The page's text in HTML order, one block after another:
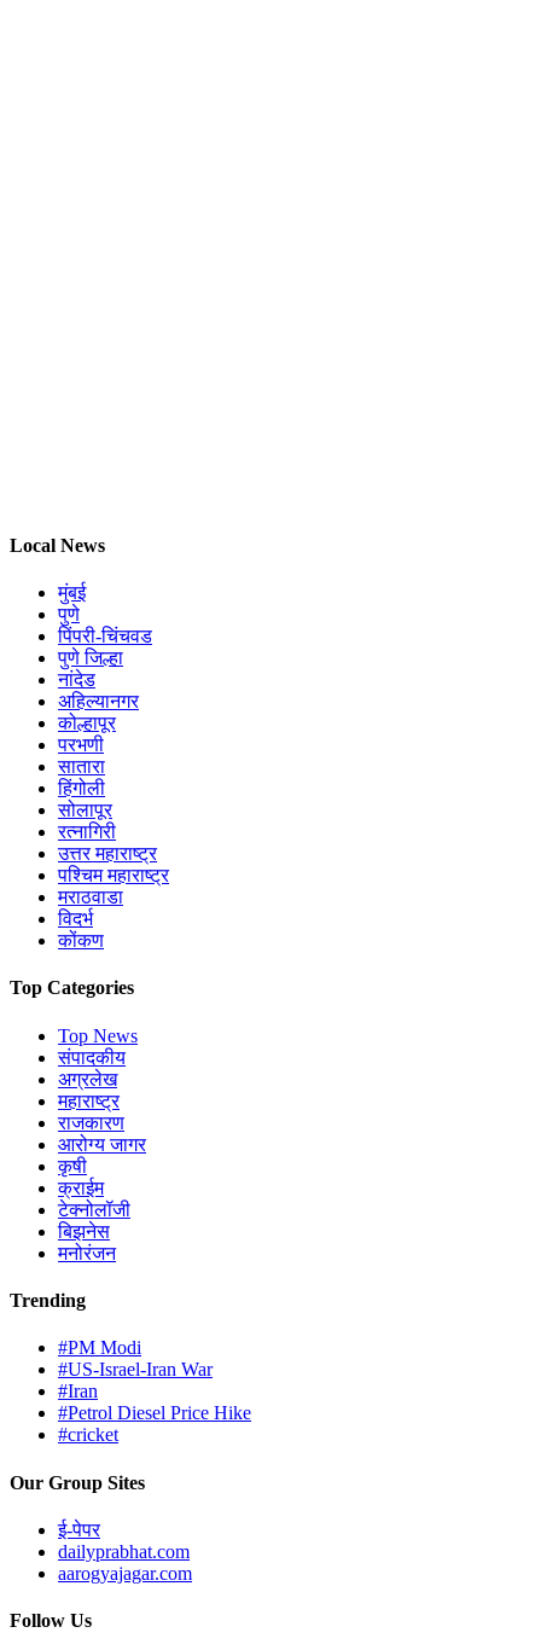
Local News
मुंबई
पुणे
पिंपरी-चिंचवड
पुणे जिल्हा
नांदेड
अहिल्यानगर
कोल्हापूर
परभणी
सातारा
हिंगोली
सोलापूर
रत्नागिरी
उत्तर महाराष्ट्र
पश्चिम महाराष्ट्र
मराठवाडा
विदर्भ
कोंकण
Top Categories
Top News
संपादकीय
अग्रलेख
महाराष्ट्र
राजकारण
आरोग्य जागर
कृषी
क्राईम
टेक्नोलॉजी
बिझनेस
मनोरंजन
Trending
#PM Modi
#US-Israel-Iran War
#Iran
#Petrol Diesel Price Hike
#cricket
Our Group Sites
ई-पेपर
dailyprabhat.com
aarogyajagar.com
Follow Us